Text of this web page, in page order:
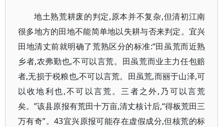
地土熟荒耕废的判定,原本并不复杂,但清初江南
很多地方的田地不能简单地以失耕与否来判定。宜兴
田地清丈前就明确了荒熟区分的标准:“田虽荒而近熟
乡者,农弗勤也,不可以言荒。田虽荒而业主力任包赔
者,无损于税粮也,不可以言荒。田虽荒,而丽于山泽,可
以收地利也,不可以言荒。三者之外,乃可以言荒
矣。”该县原报有荒田十万亩,清丈核计后,“得板荒田三
万有奇”。43宜兴原报可能存在虚假成分,但核荒的标